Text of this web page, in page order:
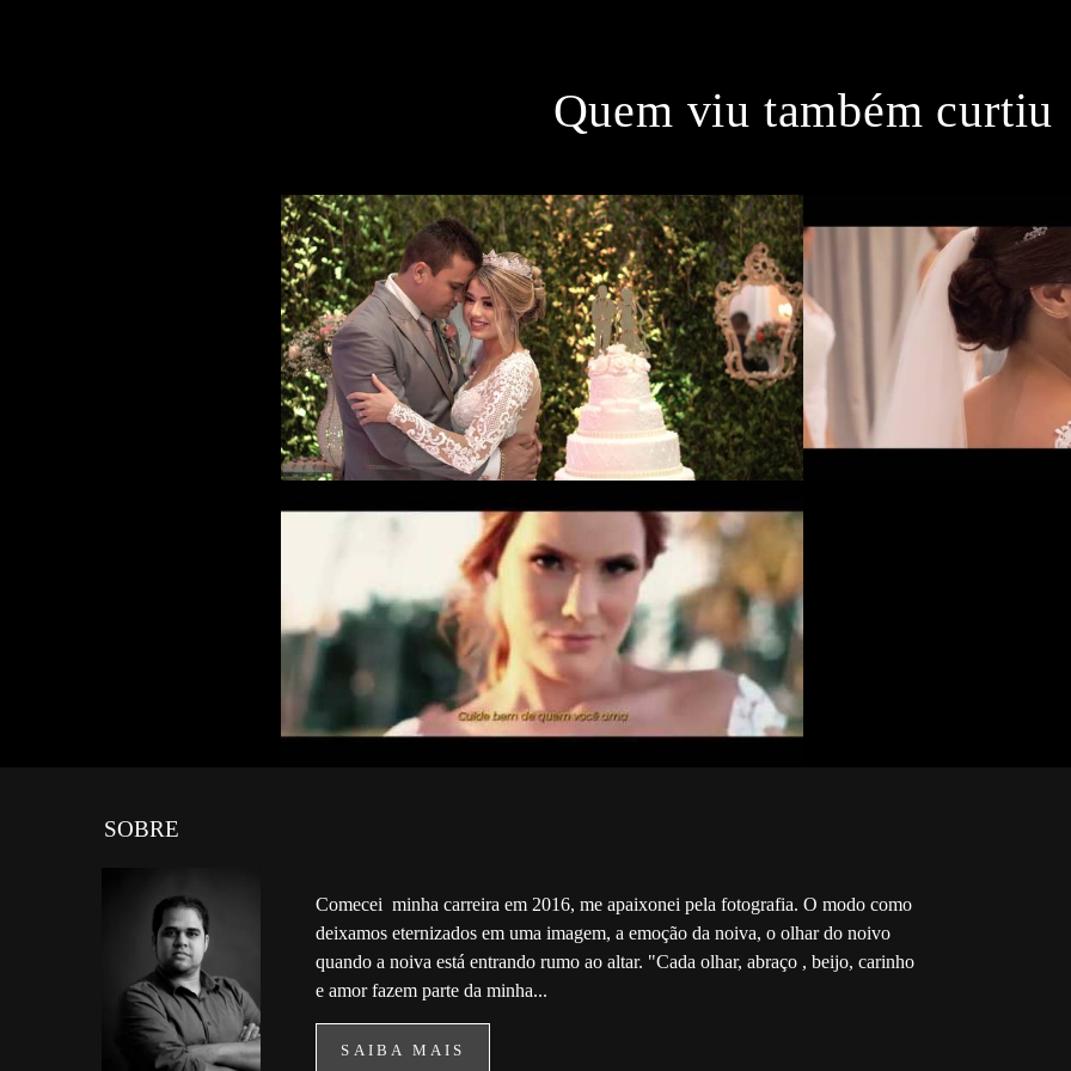
Quem viu também curtiu
1
0
SOBRE
Comecei minha carreira em 2016, me apaixonei pela fotografia. O modo como
deixamos eternizados em uma imagem, a emoção da noiva, o olhar do noivo
quando a noiva está entrando rumo ao altar. "Cada olhar, abraço , beijo, carinho
e amor fazem parte da minha...
SAIBA MAIS